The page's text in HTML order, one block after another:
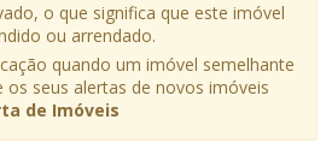
o que significa que este imóvel
ou arrendado.
quando um imóvel semelhante
os seus alertas de novos imóveis
de Imóveis